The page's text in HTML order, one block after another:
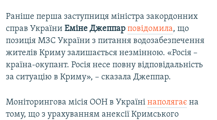
Раніше перша заступниця міністра закордонних
справ України Еміне Джеппар повідомила, що
позиція МЗС України з питання водозабезпечення
жителів Криму залишається незмінною. «Росія –
країна-окупант. Росія несе повну відповідальність
за ситуацію в Криму», – сказала Джеппар.
Моніторингова місія ООН в Україні наполягає на
тому, що з урахуванням анексії Кримського